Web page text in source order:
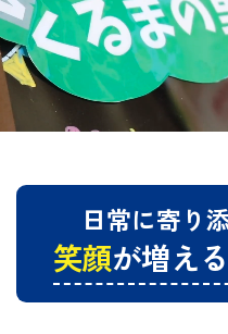
日常に寄り
笑顔が増える